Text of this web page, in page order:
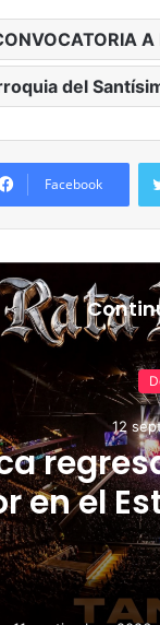
A
del
Facebook
12
en el